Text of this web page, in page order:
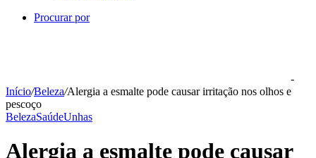
Procurar por
-
Início/Beleza/Alergia a esmalte pode causar irritação nos olhos e
pescoço
BelezaSaúdeUnhas
Alergia a esmalte pode causar